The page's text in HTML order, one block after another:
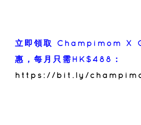
立即領取 Champimom X
惠，每月只需HK$488：
https://bit.ly/